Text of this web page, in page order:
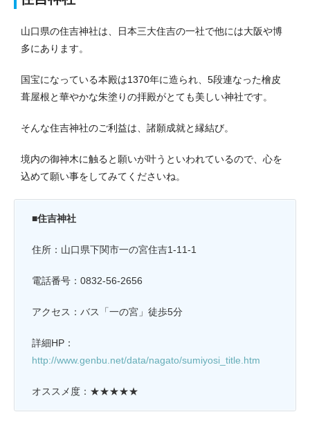
山口県の住吉神社は、日本三大住吉の一社で他には大阪や博
多にあります。
国宝になっている本殿は1370年に造られ、5段連なった檜皮
葺屋根と華やかな朱塗りの拝殿がとても美しい神社です。
そんな住吉神社のご利益は、諸願成就と縁結び。
境内の御神木に触ると願いが叶うといわれているので、心を
込めて願い事をしてみてくださいね。
■住吉神社
住所：山口県下関市一の宮住吉1-11-1
電話番号：0832-56-2656
アクセス：バス「一の宮」徒歩5分
詳細HP：
http://www.genbu.net/data/nagato/sumiyosi_title.htm
オススメ度：★★★★★